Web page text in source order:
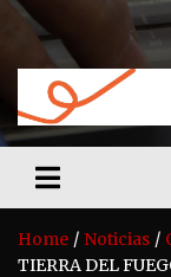
FM
Home Noticias
TIERRA DEL